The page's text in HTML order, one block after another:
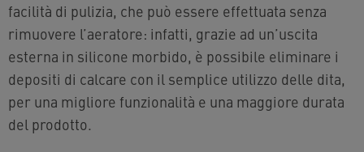
facilità di pulizia, che può essere effettuata senza
rimuovere l’aeratore: infatti, grazie ad un’uscita
esterna in silicone morbido, è possibile eliminare i
depositi di calcare con il semplice utilizzo delle dita,
per una migliore funzionalità e una maggiore durata
del prodotto.